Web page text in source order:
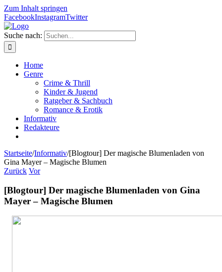
Zum Inhalt springen
FacebookInstagramTwitter
Suche nach:
Home
Genre
Crime & Thrill
Kinder & Jugend
Ratgeber & Sachbuch
Romance & Erotik
Informativ
Redakteure
Startseite/Informativ/[Blogtour] Der magische Blumenladen von
Gina Mayer – Magische Blumen
Zurück Vor
[Blogtour] Der magische Blumenladen von Gina
Mayer – Magische Blumen